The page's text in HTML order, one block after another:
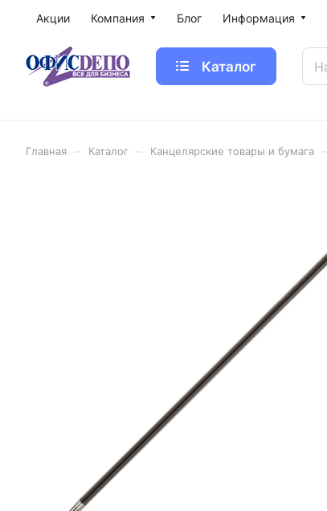
Акции Компания Блог Информация
Каталог
Главная Каталог Канцелярские товары и бумага